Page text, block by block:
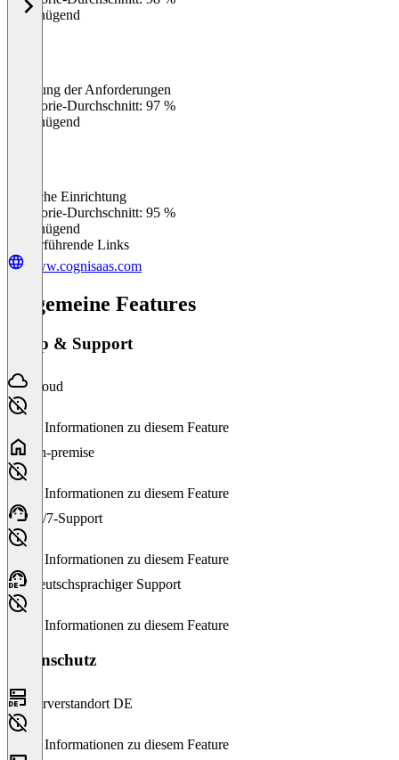
Ungenügend
Erfüllung der Anforderungen
Kategorie-Durchschnitt: 97 %
Ungenügend
Einfache Einrichtung
Kategorie-Durchschnitt: 95 %
Ungenügend
Weiterführende Links
www.cognisaas.com
Allgemeine Features
Setup & Support
Cloud
Keine Informationen zu diesem Feature
On-premise
Keine Informationen zu diesem Feature
24/7-Support
Keine Informationen zu diesem Feature
Deutschsprachiger Support
Keine Informationen zu diesem Feature
Datenschutz
Serverstandort DE
Keine Informationen zu diesem Feature